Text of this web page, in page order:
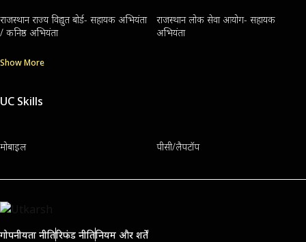
राजस्थान राज्य विद्युत बोर्ड- सहायक अभियंता
/ कनिष्ठ अभियंता
राजस्थान लोक सेवा आयोग- सहायक
अभियंता
Show More
UC Skills
मोबाइल पीसी/लैपटॉप
गोपनीयता नीतिरिफंड नीतिनियम और शर्तें